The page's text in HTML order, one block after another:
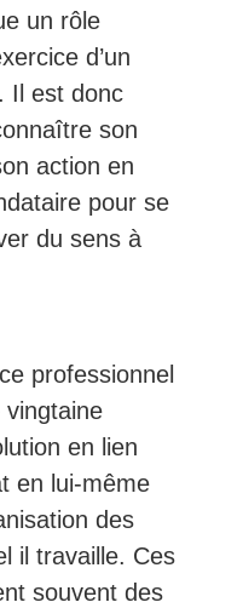
un rôle
d’un
Il est donc
son
action en
pour se
du sens à
professionnel
en lien
en lui-même
des
il travaille. Ces
souvent des